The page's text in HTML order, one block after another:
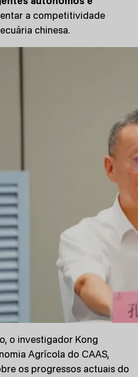
a competitividade
chinesa.
o investigador Kong
Agrícola do CAAS,
os progressos actuais do